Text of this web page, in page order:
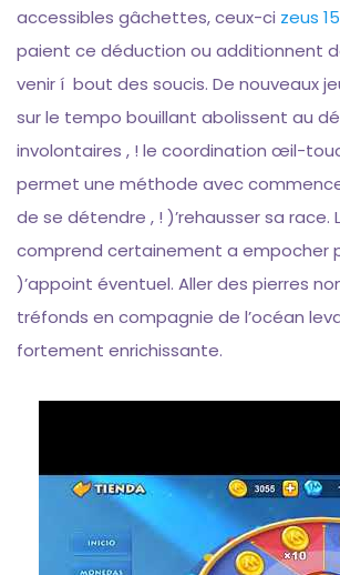
accessibles gâchettes, ceux-ci zeus
paient ce déduction ou additionnent
venir í bout des soucis. De nouveaux
sur le tempo bouillant abolissent au
involontaires , ! le coordination œil-
permet une méthode avec
de se détendre , ! )’rehausser sa race.
comprend certainement a empocher
)’appoint éventuel. Aller des pierres
tréfonds en compagnie de l’océan
fortement enrichissante.